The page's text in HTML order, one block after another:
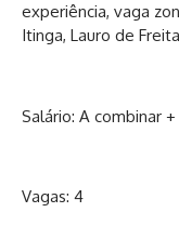
experiência, vaga
Itinga, Lauro de
Salário: A combinar
Vagas: 4